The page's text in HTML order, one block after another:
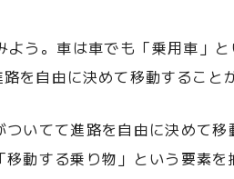
う。車は車でも「乗用車」
自由に決めて移動すること
いてて進路を自由に決めて
動する乗り物」という要素